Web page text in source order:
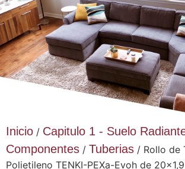
Inicio / Capitulo 1 - Suelo
Componentes / Tuberias / Rollo de
Polietileno TENKI-PEXa-Evoh de